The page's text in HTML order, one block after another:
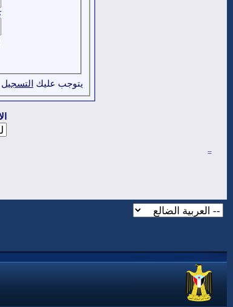
يتوجب عليك التسجيل
=